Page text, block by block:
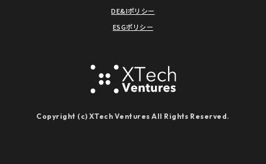
DE&Iポリシー
ESGポリシー
Copyright (c) XTech Ventures All Rights Reserved.